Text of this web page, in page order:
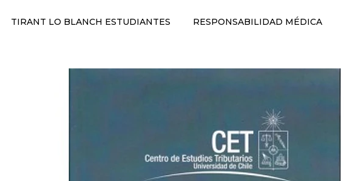
TIRANT LO BLANCH ESTUDIANTES RESPONSABILIDAD MÉDICA